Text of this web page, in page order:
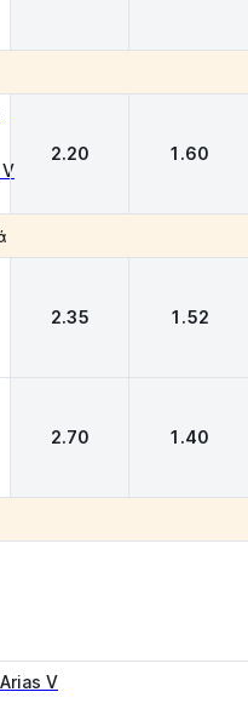
2.20 1.60
2.35 1.52
2.70 1.40
V